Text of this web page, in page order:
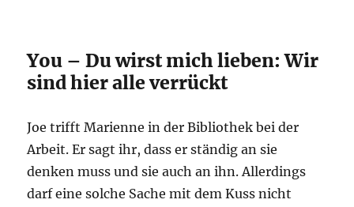
You – Du wirst mich lieben: Wir
sind hier alle verrückt
Joe trifft Marienne in der Bibliothek bei der
Arbeit. Er sagt ihr, dass er ständig an sie
denken muss und sie auch an ihn. Allerdings
darf eine solche Sache mit dem Kuss nicht